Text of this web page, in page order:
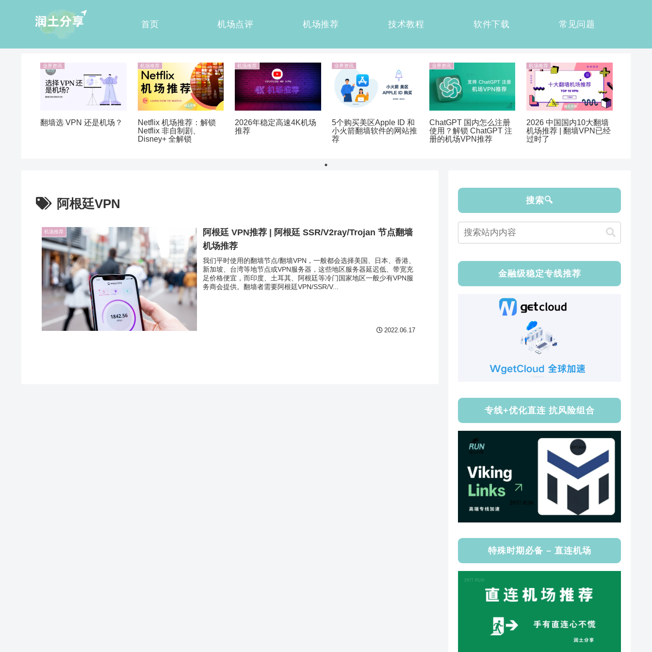
首页 机场点评 机场推荐 技术教程 软件下载 常见问题
业界资讯
翻墙选 VPN 还是机场？
机场推荐
Netflix 机场推荐：解锁
Netflix 非自制剧、
Disney+ 全解锁
机场推荐
2026年稳定高速4K机场
推荐
业界资讯
5个购买美区Apple ID 和
小火箭翻墙软件的网站推
荐
业界资讯
ChatGPT 国内怎么注册
使用？解锁 ChatGPT 注
册的机场VPN推荐
机场推荐
2026 中国国内10大翻墙
机场推荐 | 翻墙VPN已经
过时了
阿根廷VPN
机场推荐
阿根廷 VPN推荐 | 阿根廷 SSR/V2ray/Trojan 节点翻墙
机场推荐
我们平时使用的翻墙节点/翻墙VPN，一般都会选择美国、日本、香港、
新加坡、台湾等地节点或VPN服务器，这些地区服务器延迟低、带宽充
足价格便宜，而印度、土耳其、阿根廷等冷门国家地区一般少有VPN服
务商会提供。翻墙者需要阿根廷VPN/SSR/V...
2022.06.17
搜索🔍
金融级稳定专线推荐
专线+优化直连 抗风险组合
特殊时期必备 – 直连机场